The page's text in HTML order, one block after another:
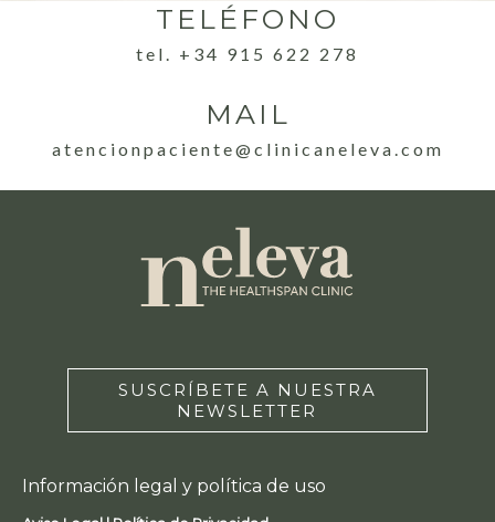
TELÉFONO
tel. +34 915 622 278
MAIL
atencionpaciente@clinicaneleva.com
SUSCRÍBETE A NUESTRA
NEWSLETTER
Información legal y política de uso